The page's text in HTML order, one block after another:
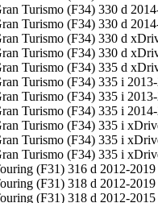
Turismo (F34) 330 d
Turismo (F34) 330 d
Turismo (F34) 330 d
Turismo (F34) 330 d
Turismo (F34) 335 d
Turismo (F34) 335 i
Turismo (F34) 335 i
Turismo (F34) 335 i
Turismo (F34) 335 i
Turismo (F34) 335 i
Turismo (F34) 335 i
(F31) 316 d 2012-
(F31) 318 d 2012-
(F31) 318 d 2012-